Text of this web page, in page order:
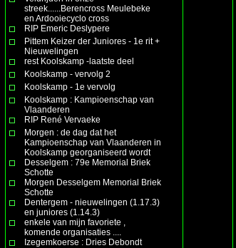
streek......Berencross Meulebeke
en Ardooiecyclo cross
RIP Emeric Deslypere
Pittem Keizer der Juniores - 1e rit +
Nieuwelingen
rest Koolskamp -laatste deel
Koolskamp - vervolg 2
Koolskamp - 1e vervolg
Koolskamp : Kampioenschap van
Vlaanderen
RIP René Vervaeke
Morgen : de dag dat het
Kampioenschap van Vlaanderen in
Koolskamp georganiseerd wordt
Desselgem : 79e Memorial Briek
Schotte
Morgen Desselgem Memorial Briek
Schotte
Dentergem - nieuwelingen (1.17.3)
en juniores (1.14.3)
enkele van mijn favoriete ,
komende organisaties ....
Izegemkoerse : Dries Debondt